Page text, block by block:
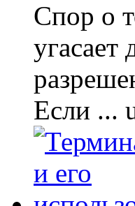
Спор о
Если ...